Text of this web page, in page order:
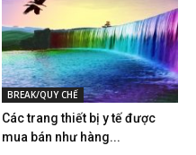
BREAK/QUY CHẾ
Các trang thiết bị y tế được
mua bán như hàng...